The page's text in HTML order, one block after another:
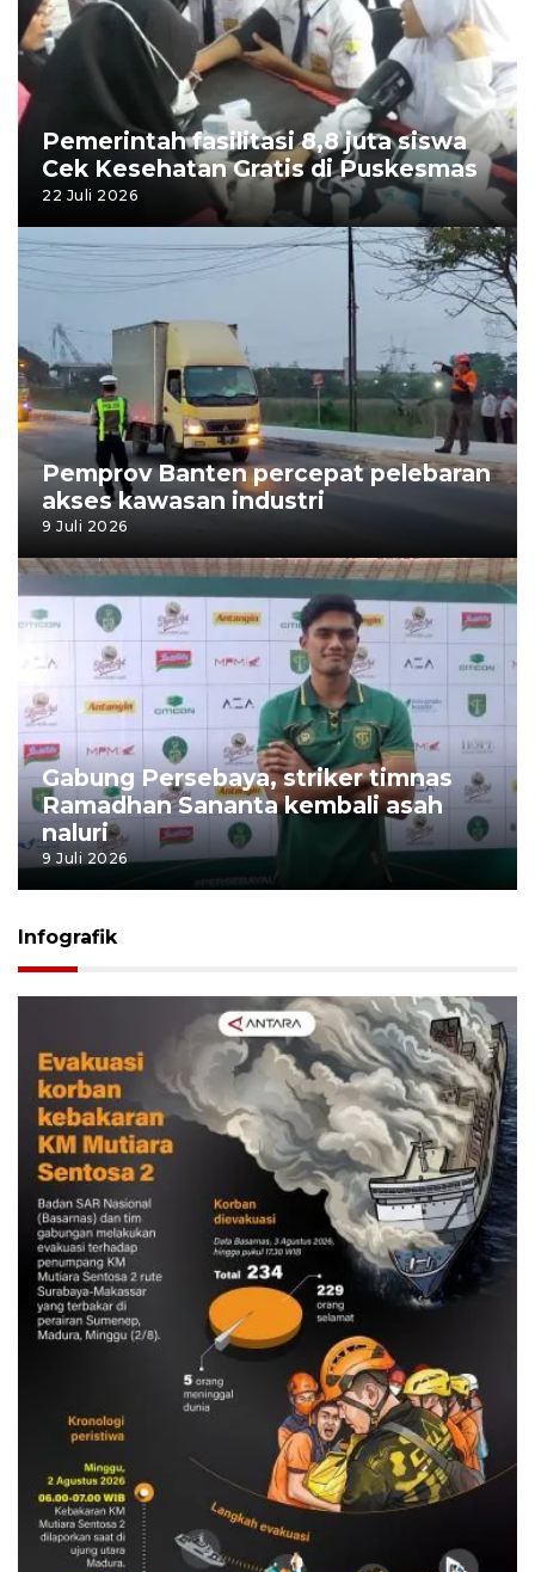
Pemerintah fasilitasi 8,8 juta siswa
Cek Kesehatan Gratis di Puskesmas
22 Juli 2026
Pemprov Banten percepat pelebaran
akses kawasan industri
9 Juli 2026
Gabung Persebaya, striker timnas
Ramadhan Sananta kembali asah
naluri
9 Juli 2026
Infografik